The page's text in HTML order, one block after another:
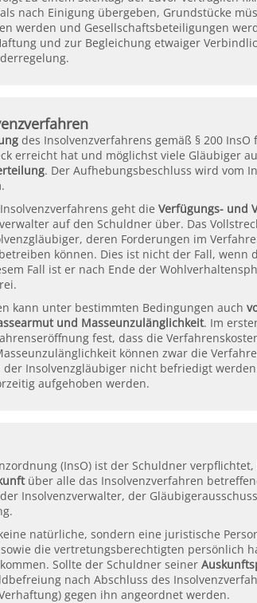
nach Einigung übergeben, Grundstücke
werden und Gesellschaftsbeteiligungen
und zur Begleichung etwaiger
des Insolvenzverfahrens gemäß § 200
erreicht hat und möglichst viele Gläubiger
. Der Aufhebungsbeschluss wird vom
geht die Verfügungs- und
auf den Schuldner über. Das
deren Forderungen im
können. Dies ist nicht der Fall, wenn
Fall ist er nach Ende der
kann unter bestimmten Bedingungen auch
und Masseunzulänglichkeit. Im
fest, dass die
können zwar die
Insolvenzgläubiger nicht befriedigt
aufgehoben werden.
(InsO) ist der Schuldner
über alle das Insolvenzverfahren
Insolvenzverwalter, der
natürliche, sondern eine juristische
die vertretungsberechtigten persönlich
Sollte der Schuldner seiner
nach Abschluss des
gegen ihn angeordnet werden.